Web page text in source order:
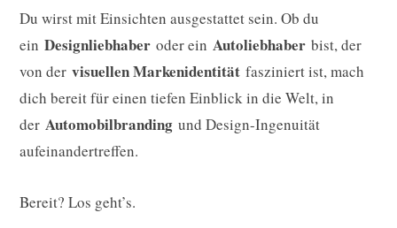
Du wirst mit Einsichten ausgestattet sein. Ob du
ein Designliebhaber oder ein Autoliebhaber bist, der
von der visuellen Markenidentität fasziniert ist, mach
dich bereit für einen tiefen Einblick in die Welt, in
der Automobilbranding und Design-Ingenuität
aufeinandertreffen.
Bereit? Los geht’s.